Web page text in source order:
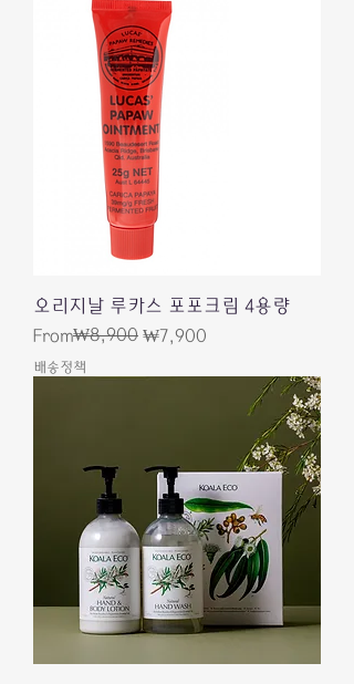
오리지날 루카스 포포크림 4용량
From
Regular Price
₩8,900 ₩7,900
Sale Price
배송정책